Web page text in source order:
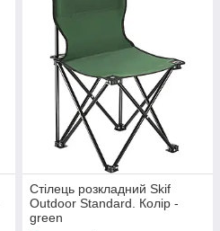
Стілець розкладний Skif
Outdoor Standard. Колір -
green